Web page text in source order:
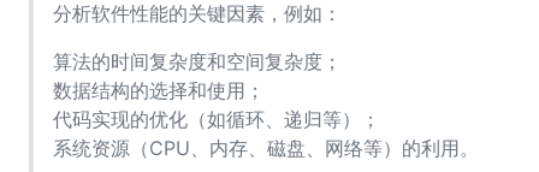
分析软件性能的关键因素，例如：
算法的时间复杂度和空间复杂度；
数据结构的选择和使用；
代码实现的优化（如循环、递归等）；
系统资源（CPU、内存、磁盘、网络等）的利用。